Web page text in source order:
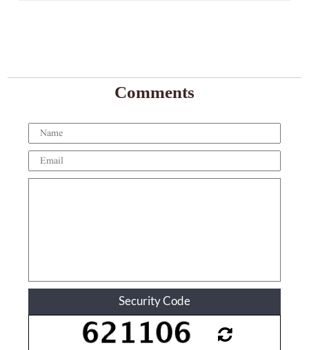
Comments
Security Code